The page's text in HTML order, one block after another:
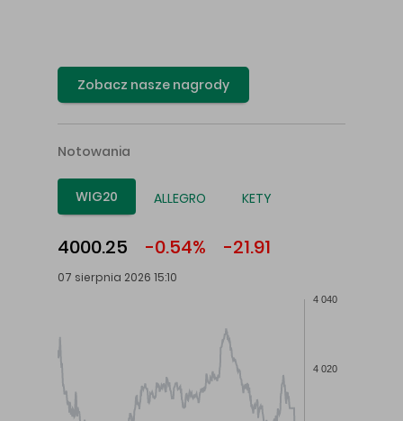
Zobacz nasze nagrody
Notowania
WIG20 ALLEGRO KETY
4000.25 -0.54% -21.91
07 sierpnia 2026 15:10
4 020
4 040